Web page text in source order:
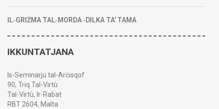
IL‑GRIŻMA TAL‑MORDA ‑DILKA TA’ TAMA
IKKUNTATJANA
Is-Seminarju tal-Arċisqof
90, Triq Tal-Virtù
Tal-Virtù, Ir-Rabat
RBT 2604, Malta